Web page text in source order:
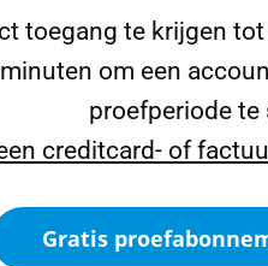
toegang te krijgen
om een
proefperiode te
creditcard- of
Gratis